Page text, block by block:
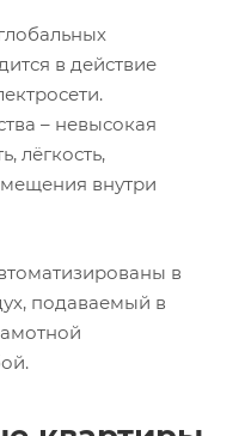
в действие
– невысокая
лёгкость,
внутри
в
подаваемый в